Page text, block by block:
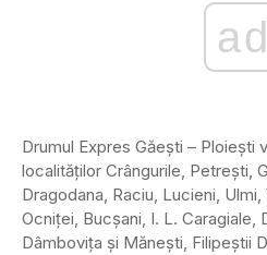
ad
Drumul Expres Găești – Ploiești
localităților Crângurile, Petreşti,
Dragodana, Raciu, Lucieni,
Ocniței, Bucşani, I. L. Caragiale,
Dâmbovița și Măneşti, Filipeştii